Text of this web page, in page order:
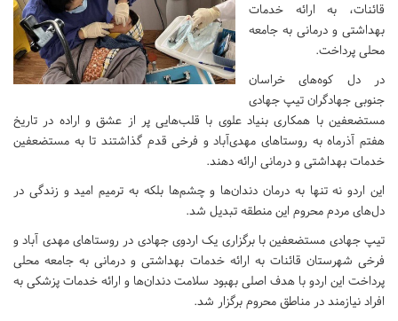
قائنات، به ارائه خدمات
بهداشتی و درمانی به جامعه
محلی پرداخت.
در دل کوه‌های خراسان
جنوبی جهادگران تیپ جهادی
مستضعفین با همکاری بنیاد علوی با قلب‌هایی پر از عشق و اراده در تاریخ
هفتم آذرماه به روستاهای مهدی‌آباد و فرخی قدم گذاشتند تا به مستضعفین
خدمات بهداشتی و درمانی ارائه دهند.
این اردو نه تنها به درمان دندان‌ها و چشم‌ها بلکه به ترمیم امید و زندگی در
دل‌های مردم محروم این منطقه تبدیل شد.
تیپ جهادی مستضعفین با برگزاری یک اردوی جهادی در روستاهای مهدی آباد و
فرخی شهرستان قائنات به ارائه خدمات بهداشتی و درمانی به جامعه محلی
پرداخت این اردو با هدف اصلی بهبود سلامت دندان‌ها و ارائه خدمات پزشکی به
افراد نیازمند در مناطق محروم برگزار شد.